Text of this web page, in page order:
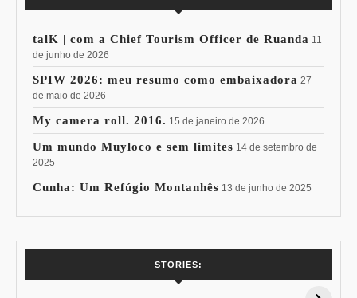
talK | com a Chief Tourism Officer de Ruanda 11
de junho de 2026
SPIW 2026: meu resumo como embaixadora 27
de maio de 2026
My camera roll. 2016. 15 de janeiro de 2026
Um mundo Muyloco e sem limites 14 de setembro de
2025
Cunha: Um Refúgio Montanhês 13 de junho de 2025
STORIES:
15% de
Pessoal: Os